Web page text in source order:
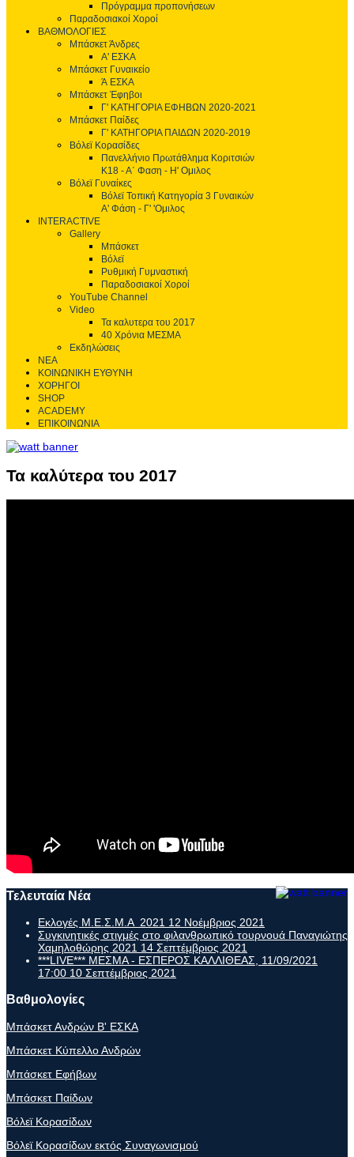
Πρόγραμμα προπονήσεων
Παραδοσιακοί Χοροί
ΒΑΘΜΟΛΟΓΙΕΣ
Μπάσκετ Άνδρες
Α' ΕΣΚΑ
Μπάσκετ Γυναικείο
Ά ΕΣΚΑ
Μπάσκετ Έφηβοι
Γ' ΚΑΤΗΓΟΡΙΑ ΕΦΗΒΩΝ 2020-2021
Μπάσκετ Παίδες
Γ' ΚΑΤΗΓΟΡΙΑ ΠΑΙΔΩΝ 2020-2019
Βόλεϊ Κορασίδες
Πανελλήνιο Πρωτάθλημα Κοριτσιών
Κ18 - Α΄ Φαση - H' Ομιλος
Βόλεϊ Γυναίκες
Βόλεϊ Τοπική Κατηγορία 3 Γυναικών
Α' Φάση - Γ' 'Ομιλος
INTERACTIVE
Gallery
Μπάσκετ
Βόλεϊ
Ρυθμική Γυμναστική
Παραδοσιακοί Χοροί
YouTube Channel
Video
Τα καλυτερα του 2017
40 Χρόνια ΜΕΣΜΑ
Εκδηλώσεις
ΝΕΑ
ΚΟΙΝΩΝΙΚΗ ΕΥΘΥΝΗ
ΧΟΡΗΓΟΙ
SHOP
ACADEMY
ΕΠΙΚΟΙΝΩΝΙΑ
Τα καλύτερα του 2017
Τελευταία Νέα
Εκλογές Μ.Ε.Σ.Μ.Α 2021 12 Νοέμβριος 2021
Συγκινητικές στιγμές στο φιλανθρωπικό τουρνουά Παναγιώτης
Χαμηλοθώρης 2021 14 Σεπτέμβριος 2021
***LIVE*** ΜΕΣΜΑ - ΕΣΠΕΡΟΣ ΚΑΛΛΙΘΕΑΣ, 11/09/2021
17:00 10 Σεπτέμβριος 2021
Βαθμολογίες
Μπάσκετ Ανδρών Β' ΕΣΚΑ
Μπάσκετ Κύπελλο Ανδρών
Μπάσκετ Εφήβων
Μπάσκετ Παίδων
Βόλεϊ Κορασίδων
Βόλεϊ Κορασίδων εκτός Συναγωνισμού